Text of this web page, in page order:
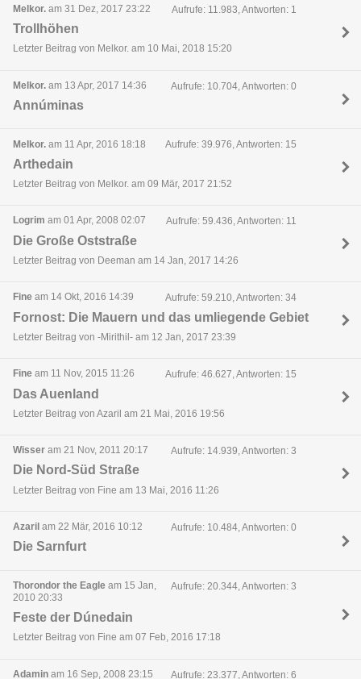
Melkor. am 31 Dez, 2017 23:22 Aufrufe: 11.983, Antworten: 1
Trollhöhen
Letzter Beitrag von Melkor. am 10 Mai, 2018 15:20
Melkor. am 13 Apr, 2017 14:36 Aufrufe: 10.704, Antworten: 0
Annúminas
Melkor. am 11 Apr, 2016 18:18 Aufrufe: 39.976, Antworten: 15
Arthedain
Letzter Beitrag von Melkor. am 09 Mär, 2017 21:52
Logrim am 01 Apr, 2008 02:07 Aufrufe: 59.436, Antworten: 11
Die Große Oststraße
Letzter Beitrag von Deeman am 14 Jan, 2017 14:26
Fine am 14 Okt, 2016 14:39 Aufrufe: 59.210, Antworten: 34
Fornost: Die Mauern und das umliegende Gebiet
Letzter Beitrag von -Mirithil- am 12 Jan, 2017 23:39
Fine am 11 Nov, 2015 11:26 Aufrufe: 46.627, Antworten: 15
Das Auenland
Letzter Beitrag von Azaril am 21 Mai, 2016 19:56
Wisser am 21 Nov, 2011 20:17 Aufrufe: 14.939, Antworten: 3
Die Nord-Süd Straße
Letzter Beitrag von Fine am 13 Mai, 2016 11:26
Azaril am 22 Mär, 2016 10:12 Aufrufe: 10.484, Antworten: 0
Die Sarnfurt
Thorondor the Eagle am 15 Jan,
2010 20:33
Aufrufe: 20.344, Antworten: 3
Feste der Dúnedain
Letzter Beitrag von Fine am 07 Feb, 2016 17:18
Adamin am 16 Sep, 2008 23:15 Aufrufe: 23.377, Antworten: 6